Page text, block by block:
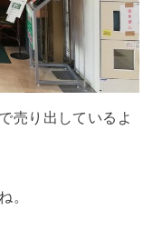
売り出しているよ
。